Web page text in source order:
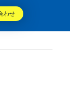
わせ